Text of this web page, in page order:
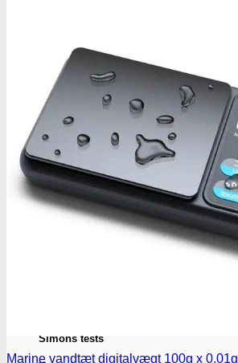
MCPP test
Opiater
Opiater renhedstest
THC/Cannabinoider
THC test
Cannabinoider test
Simons tests
Marine vandtæt digitalvægt 100g x 0.01g